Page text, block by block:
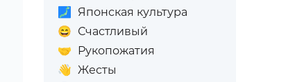
🗾
Японская культура
😄 Счастливый
🤝 Рукопожатия
👋 Жесты